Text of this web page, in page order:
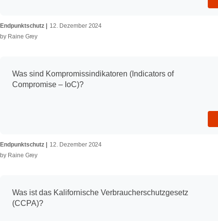
Endpunktschutz
12. Dezember 2024
by Raine Grey
Was sind Kompromissindikatoren (Indicators of
Compromise – IoC)?
Endpunktschutz
12. Dezember 2024
by Raine Grey
Was ist das Kalifornische Verbraucherschutzgesetz
(CCPA)?